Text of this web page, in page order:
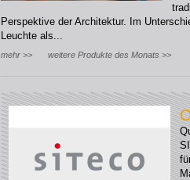
Perspektive der Architektur. Im
Leuchte als...
mehr >> weitere Produkte des Monats >>